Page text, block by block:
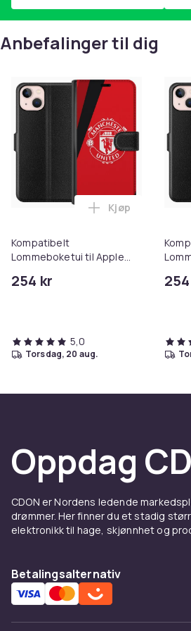
Anbefalinger til dig
Kompatibelt
Lommeboketui til Apple
United FC
254 kr
Legg
Kjøp
5,0
torsdag, 20 aug.
Oppdag
CDON er Nordens ledende
drømmer. Her finner du et stadig
elektronikk til hage, skjønnhet og
Betalingsalternativ